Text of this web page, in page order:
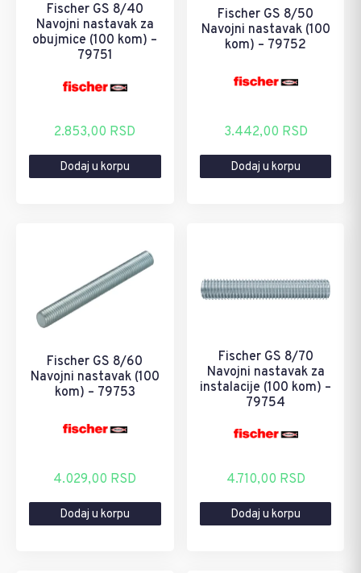
Fischer GS 8/40
Navojni nastavak za
obujmice (100 kom) –
79751
2.853,00 RSD
Dodaj u korpu
Fischer GS 8/50
Navojni nastavak (100
kom) – 79752
3.442,00 RSD
Dodaj u korpu
Fischer GS 8/60
Navojni nastavak (100
kom) – 79753
4.029,00 RSD
Dodaj u korpu
Fischer GS 8/70
Navojni nastavak za
instalacije (100 kom) –
79754
4.710,00 RSD
Dodaj u korpu